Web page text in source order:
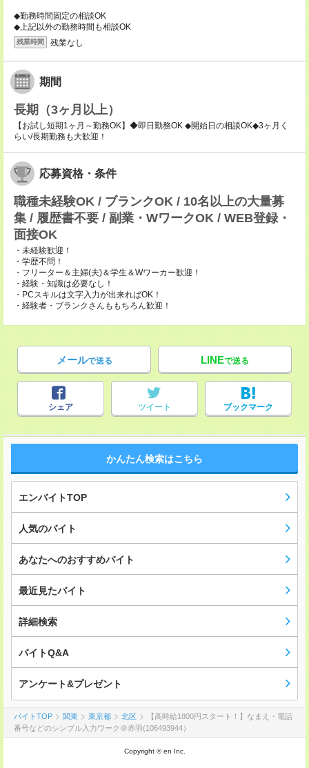
◆勤務時間固定の相談OK
◆上記以外の勤務時間も相談OK
残業時間 残業なし
期間
長期（3ヶ月以上）
【お試し短期1ヶ月～勤務OK】◆即日勤務OK ◆開始日の相談OK◆3ヶ月く
らい/長期勤務も大歓迎！
応募資格・条件
職種未経験OK / ブランクOK / 10名以上の大量募
集 / 履歴書不要 / 副業・WワークOK / WEB登録・
面接OK
・未経験歓迎！
・学歴不問！
・フリーター＆主婦(夫)＆学生＆Wワーカー歓迎！
・経験・知識は必要なし！
・PCスキルは文字入力が出来ればOK！
・経験者・ブランクさんももちろん歓迎！
メールで送る LINEで送る
シェア ツイート ブックマーク
かんたん検索はこちら
エンバイトTOP
人気のバイト
あなたへのおすすめバイト
最近見たバイト
詳細検索
バイトQ&A
アンケート&プレゼント
バイトTOP 関東 東京都 北区
【高時給1800円スタート！】なまえ・電話
番号などのシンプル入力ワーク＠赤羽(106493944）
Copyright © en Inc.